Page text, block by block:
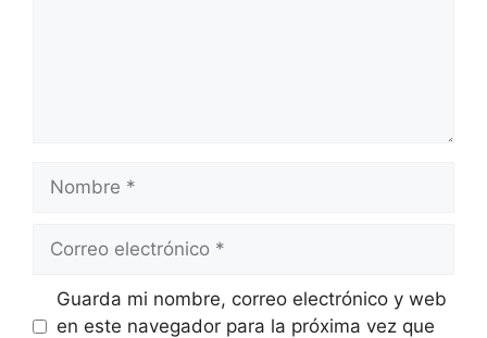
electrónico
Guarda mi nombre, correo electrónico y web
en este navegador para la próxima vez que